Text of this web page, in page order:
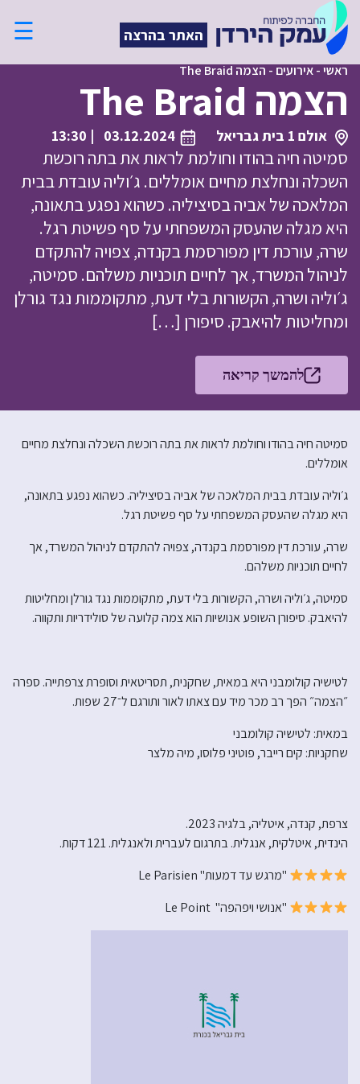
האתר בהרצה ☰
ראשי-אירועים - הצמה The Braid
הצמה The Braid
אולם 1 בית גבריאל 03.12.2024
| 13:30
סמיטה חיה בהודו וחולמת לראות את בתה רוכשת
השכלה ונחלצת מחיים אומללים. ג׳וליה עובדת בבית
המלאכה של אביה בסיציליה. כשהוא נפגע בתאונה,
היא מגלה שהעסק המשפחתי על סף פשיטת רגל.
שרה, עורכת דין מפורסמת בקנדה, צפויה להתקדם
לניהול המשרד, אך לחיים תוכניות משלהם. סמיטה,
ג׳וליה ושרה, הקשורות בלי דעת, מתקוממות נגד גורלן
ומחליטות להיאבק. סיפורן […]
להמשך קריאה
סמיטה חיה בהודו וחולמת לראות את בתה רוכשת השכלה ונחלצת מחיים
אומללים.
ג׳וליה עובדת בבית המלאכה של אביה בסיציליה. כשהוא נפגע בתאונה,
היא מגלה שהעסק המשפחתי על סף פשיטת רגל.
שרה, עורכת דין מפורסמת בקנדה, צפויה להתקדם לניהול המשרד, אך
לחיים תוכניות משלהם.
סמיטה, ג׳וליה ושרה, הקשורות בלי דעת, מתקוממות נגד גורלן ומחליטות
להיאבק. סיפורן השופע אנושיות הוא צמה קלועה של סולידריות ותקווה.
לטישיה קולומבני היא במאית, שחקנית, תסריטאית וסופרת צרפתייה. ספרה
״הצמה״ הפך רב מכר מיד עם צאתו לאור ותורגם ל־27 שפות.
במאית: לטישיה קולומבני
שחקניות: קים רייבר, פוטיני פלוסו, מיה מלצר
צרפת, קנדה, איטליה, בלגיה 2023.
הינדית, איטלקית, אנגלית. בתרגום לעברית ולאנגלית. 121 דקות.
"מרגש עד דמעות" Le Parisien
"אנושי ויפהפה" Le Point